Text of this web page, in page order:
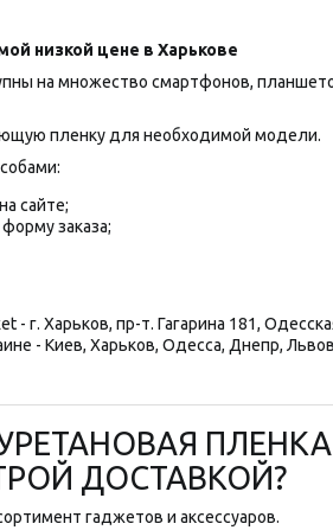
низкой цене в Харькове
на множество смартфонов,
пленку для необходимой модели.
сайте;
заказа;
- г. Харьков, пр-т. Гагарина 181,
- Киев, Харьков, Одесса, Днепр,
ПЛЕНКА
ДОСТАВКОЙ?
гаджетов и аксессуаров.